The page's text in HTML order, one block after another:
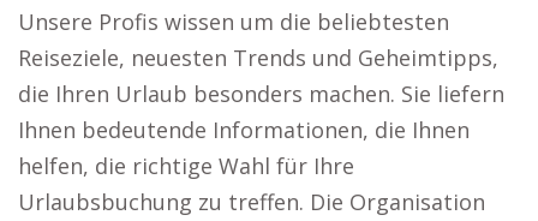
Unsere Profis wissen um die beliebtesten
Reiseziele, neuesten Trends und Geheimtipps,
die Ihren Urlaub besonders machen. Sie liefern
Ihnen bedeutende Informationen, die Ihnen
helfen, die richtige Wahl für Ihre
Urlaubsbuchung zu treffen. Die Organisation